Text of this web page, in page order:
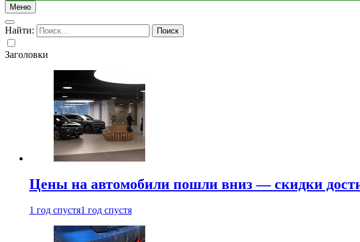
Меню
Найти:
Заголовки
Цены на автомобили пошли вниз — скидки
1 год спустя1 год спустя